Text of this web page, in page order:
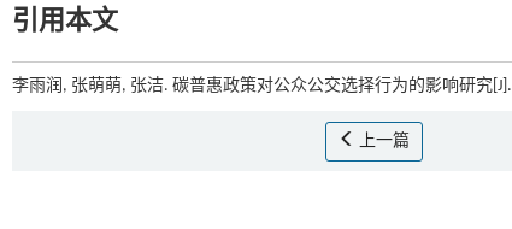
引用本文
李雨润, 张萌萌, 张洁. 碳普惠政策对公众公交选择行为的影响研究[J].
上一篇